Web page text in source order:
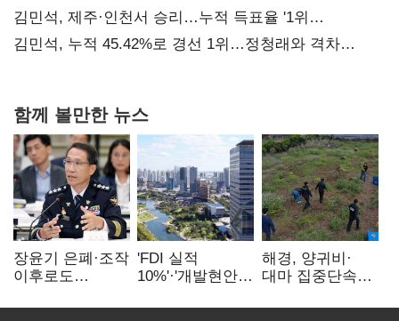
때리기
김민석, 제주·인천서 승리…누적 득표율 '1위
탈환'(종합)
김민석, 누적 45.42%로 경선 1위…정청래와 격차
함께 볼만한 뉴스
장윤기 은폐·조작
이후로도
내부비위…경찰
'FDI 실적
10%'·'개발현안
인천경제청장
해경, 양귀비·
대마 집중단속…
249명 검거